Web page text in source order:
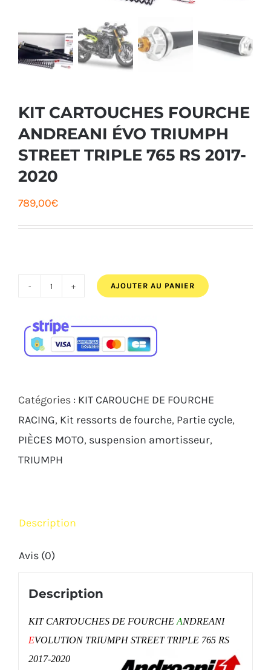
KIT CARTOUCHES FOURCHE
ANDREANI ÉVO TRIUMPH
STREET TRIPLE 765 RS 2017-
2020
789,00€
quantité
KIT
CARTOUCHES
2017-
2020
AJOUTER AU PANIER
Catégories : KIT CAROUCHE DE FOURCHE
RACING Kit ressorts de fourche Partie cycle
PIÈCES MOTO suspension amortisseur
TRIUMPH
Description
Avis (0)
Description
KIT CARTOUCHES DE FOURCHE ANDREANI
EVOLUTION TRIUMPH STREET TRIPLE 765 RS
2017-2020